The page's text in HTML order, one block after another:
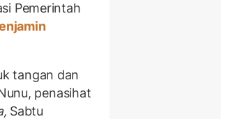
Pemerintah
tangan dan
penasihat
Sabtu